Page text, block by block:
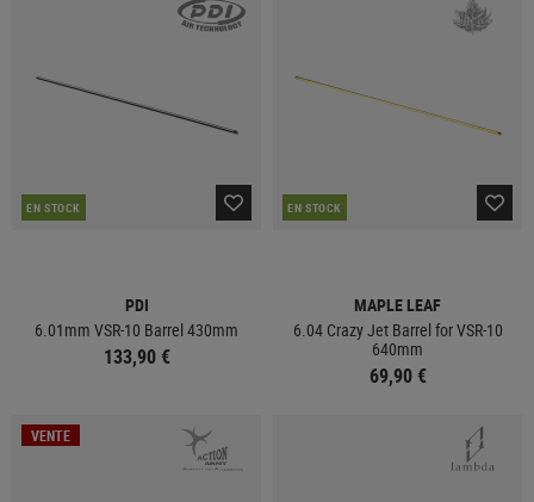
EN STOCK
PDI
6.01mm VSR-10 Barrel 430mm
133,90 €
EN STOCK
MAPLE LEAF
6.04 Crazy Jet Barrel for VSR-10
640mm
69,90 €
VENTE